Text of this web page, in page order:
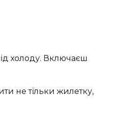
холоду. Включаєш
не тільки жилетку,